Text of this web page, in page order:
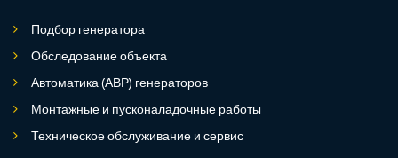
Подбор генератора
Обследование объекта
Автоматика (АВР) генераторов
Монтажные и пусконаладочные работы
Техническое обслуживание и сервис